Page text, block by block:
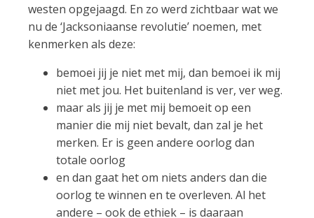
westen opgejaagd. En zo werd zichtbaar wat we
nu de ‘Jacksoniaanse revolutie’ noemen, met
kenmerken als deze:
bemoei jij je niet met mij, dan bemoei ik mij
niet met jou. Het buitenland is ver, ver weg.
maar als jij je met mij bemoeit op een
manier die mij niet bevalt, dan zal je het
merken. Er is geen andere oorlog dan
totale oorlog
en dan gaat het om niets anders dan die
oorlog te winnen en te overleven. Al het
andere – ook de ethiek – is daaraan